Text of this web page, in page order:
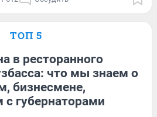
ТОП 5
в ресторанного
что мы знаем о
бизнесмене,
губернаторами